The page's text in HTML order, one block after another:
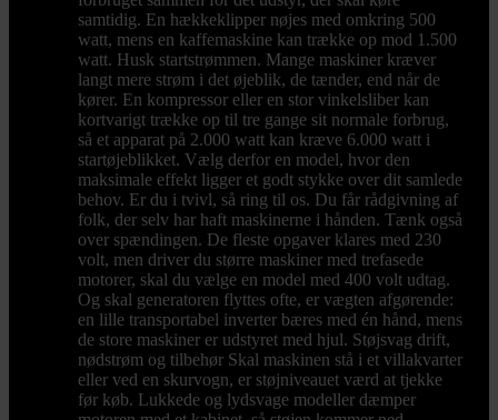
samtidig. En hækkeklipper nøjes med omkring 500
watt, mens en kaffemaskine kan trække op mod 1.500
watt. Husk startstrømmen. Mange maskiner kræver
langt mere strøm i det øjeblik, de tænder, end når de
kører. En kompressor eller en stor vinkelsliber kan
kortvarigt trække op til tre gange sit normale forbrug,
så et apparat på 2.000 watt kan kræve 6.000 watt i
startøjeblikket. Vælg derfor en model, hvor den
maksimale effekt ligger et godt stykke over dit samlede
behov. Er du i tvivl, så ring til os. Du får rådgivning af
folk, der selv har haft maskinerne i hånden. Tænk også
over spændingen. De fleste opgaver klares med 230
volt, men driver du større maskiner med trefasede
motorer, skal du vælge en model med 400 volt udtag.
Og skal generatoren flyttes ofte, er vægten afgørende:
en lille transportabel inverter bæres med én hånd, mens
de store maskiner er udstyret med hjul. Støjsvag drift,
nødstrøm og tilbehør Skal maskinen stå i et villakvarter
eller ved en skurvogn, er støjniveauet værd at tjekke
før køb. Lukkede og lydsvage modeller dæmper